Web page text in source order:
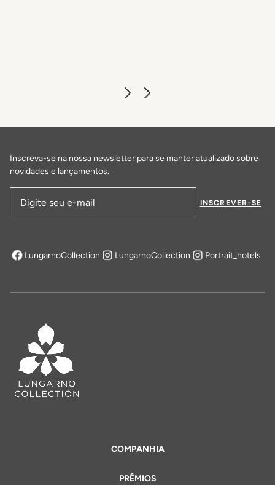
COMPANHIA
PRÊMIOS
Inscreva-se na nossa newsletter para se manter atualizado sobre
novidades e lançamentos.
Endereço de email
INSCREVER-SE
LungarnoCollection
abre em uma nova aba
LungarnoCollection Portrait_hotels